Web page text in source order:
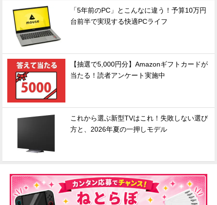
「5年前のPC」とこんなに違う！予算10万円
台前半で実現する快適PCライフ
【抽選で5,000円分】Amazonギフトカードが
当たる！読者アンケート実施中
これから選ぶ新型TVはこれ！失敗しない選び
方と、2026年夏の一押しモデル